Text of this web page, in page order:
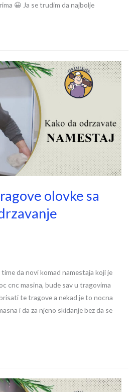
😀 Ja se trudim da najbolje
olovke sa
da novi komad namestaja koji je
cnc masina, bude sav u tragovima
te tragove a nekad je to nocna
i da za njeno skidanje bez da se